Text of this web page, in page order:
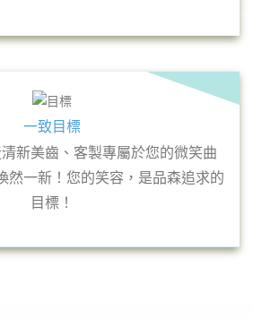
一致目標
新美齒、客製專屬於您的微笑曲
然一新！您的笑容，是品森追求的
目標！